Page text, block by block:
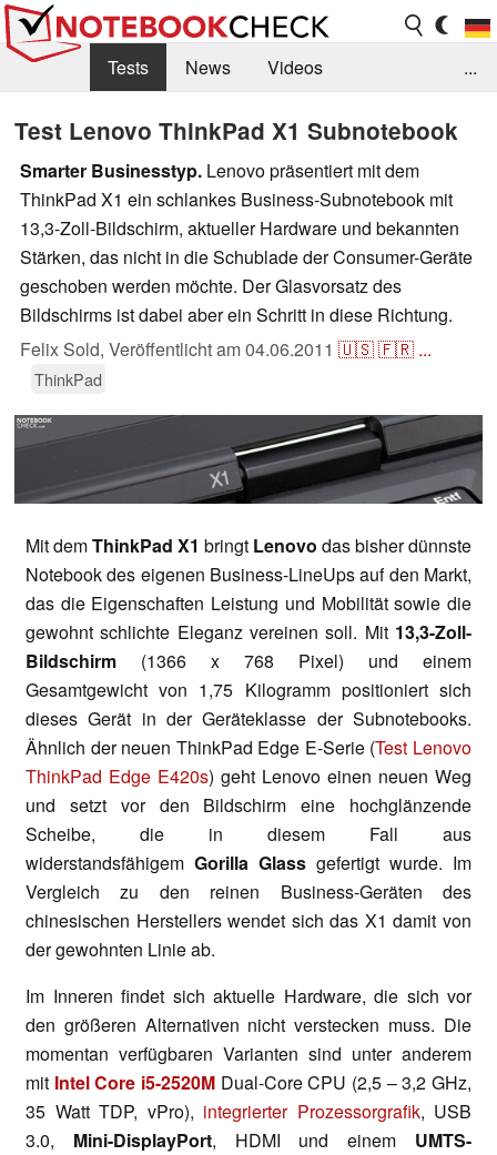
Tests News
Videos
Kaufberatung
Deals Suche
Jobs
Forum
...
Test Lenovo ThinkPad X1 Subnotebook
Smarter Businesstyp. Lenovo präsentiert mit dem
ThinkPad X1 ein schlankes Business-Subnotebook mit
13,3-Zoll-Bildschirm, aktueller Hardware und bekannten
Stärken, das nicht in die Schublade der Consumer-Geräte
geschoben werden möchte. Der Glasvorsatz des
Bildschirms ist dabei aber ein Schritt in diese Richtung.
Felix Sold, Veröffentlicht am04.06.2011 🇺🇸🇫🇷 ...
ThinkPad
Mit demThinkPad X1 bringt Lenovo das bisher dünnste
Notebook des eigenen Business-LineUps auf den Markt,
das die Eigenschaften Leistung und Mobilität sowie die
gewohnt schlichte Eleganz vereinen soll. Mit 13,3-Zoll-
Bildschirm (1366 x 768 Pixel) und einem
Gesamtgewicht von 1,75 Kilogramm positioniert sich
dieses Gerät in der Geräteklasse der Subnotebooks.
Ähnlich der neuen ThinkPad Edge E-Serie (Test Lenovo
ThinkPad Edge E420s) geht Lenovo einen neuen Weg
und setzt vor den Bildschirm eine hochglänzende
Scheibe, die in diesem Fall aus
widerstandsfähigem Gorilla Glass gefertigt wurde. Im
Vergleich zu den reinen Business-Geräten des
chinesischen Herstellers wendet sich das X1 damit von
der gewohnten Linie ab.
Im Inneren findet sich aktuelle Hardware, die sich vor
den größeren Alternativen nicht verstecken muss. Die
momentan verfügbaren Varianten sind unter anderem
mit Intel Core i5-2520M Dual-Core CPU (2,5 – 3,2 GHz,
35 Watt TDP, vPro), integrierter Prozessorgrafik, USB
3.0, Mini-DisplayPort, HDMI und einem UMTS-